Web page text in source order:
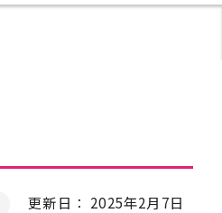
更新日： 2025年2月7日